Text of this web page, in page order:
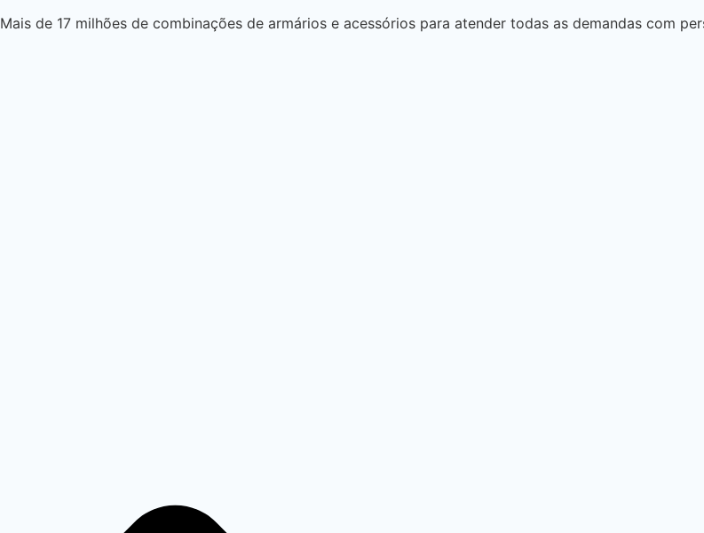
Mais de 17 milhões de combinações de armários e acessórios para atender todas as demandas com